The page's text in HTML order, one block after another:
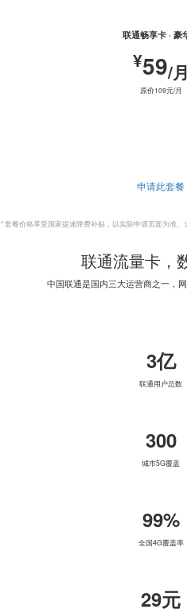
联通畅享卡 · 豪
¥59/月
原价109元/月
申请此套餐
* 套餐价格享受国家提速降费补贴，以实际申请页面为准。
联通流量卡，
中国联通是国内三大运营商之一，
3亿
联通用户总数
300
城市5G覆盖
99%
全国4G覆盖率
29元